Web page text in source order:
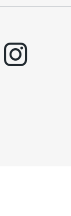
instagram